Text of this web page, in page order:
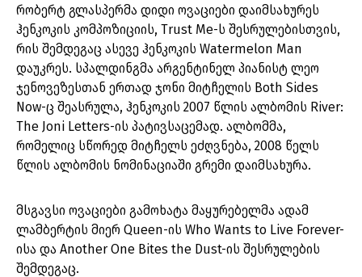
რობერტ გლასპერმა დიდი ოვაციები დაიმსახურეს
ჰენკოკის კომპოზიციის, Trust Me-ს შესრულებისთვის,
რის შემდეგაც ასევე ჰენკოკის Watermelon Man
დაუკრეს. სპალდინგმა არგენტინელ პიანისტ ლეო
ჯენოვეზესთან ერთად ჯონი მიტჩელის Both Sides
Now-ც შეასრულა, ჰენკოკის 2007 წლის ალბომის River:
The Joni Letters-ის პატივსაცემად. ალბომმა,
რომელიც სწორედ მიტჩელს ეძღვნება, 2008 წელს
წლის ალბომის ნომინაციაში გრემი დაიმსახურა.
მსგავსი ოვაციები გამოხატა მაყურებელმა ადამ
ლამბერტის მიერ Queen-ის Who Wants to Live Forever-
ისა და Another One Bites the Dust-ის შესრულების
შემდეგაც.